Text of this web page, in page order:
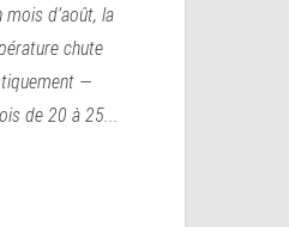
mois d’août, la
chute
—
de 20 à 25...